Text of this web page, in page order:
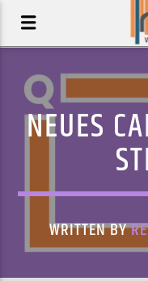
NEUES
WRITTEN BY